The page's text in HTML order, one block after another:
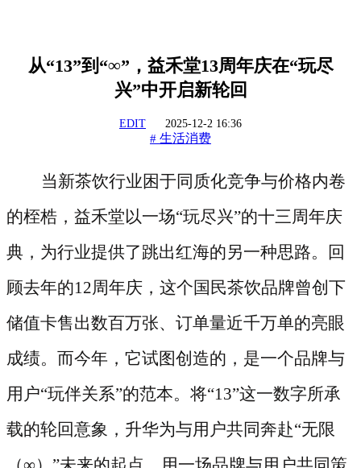
从“13”到“∞”，益禾堂13周年庆在“玩尽
兴”中开启新轮回
EDIT 2025-12-2 16:36
# 生活消费
当新茶饮行业困于同质化竞争与价格内卷
的桎梏，益禾堂以一场“玩尽兴”的十三周年庆
典，为行业提供了跳出红海的另一种思路。回
顾去年的12周年庆，这个国民茶饮品牌曾创下
储值卡售出数百万张、订单量近千万单的亮眼
成绩。而今年，它试图创造的，是一个品牌与
用户“玩伴关系”的范本。将“13”这一数字所承
载的轮回意象，升华为与用户共同奔赴“无限